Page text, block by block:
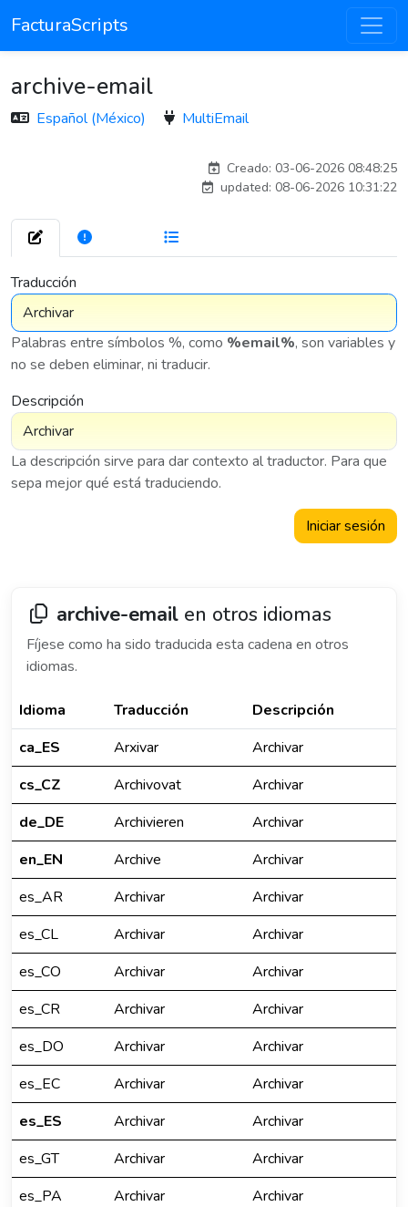
FacturaScripts
archive-email
Español (México) MultiEmail
Creado: 03-06-2026 08:48:25
updated: 08-06-2026 10:31:22
Traducción
Palabras entre símbolos %, como %email%, son variables y
no se deben eliminar, ni traducir.
Descripción
La descripción sirve para dar contexto al traductor. Para que
sepa mejor qué está traduciendo.
Iniciar sesión
archive-email en otros idiomas
Fíjese como ha sido traducida esta cadena en otros
idiomas.
Idioma Traducción
Descripción
ca_ES
Arxivar
Archivar
cs_CZ
Archivovat
Archivar
de_DE
Archivieren
Archivar
en_EN
Archive
Archivar
es_AR
Archivar
Archivar
es_CL
Archivar
Archivar
es_CO
Archivar
Archivar
es_CR
Archivar
Archivar
es_DO
Archivar
Archivar
es_EC
Archivar
Archivar
es_ES
Archivar
Archivar
es_GT
Archivar
Archivar
es_PA
Archivar
Archivar